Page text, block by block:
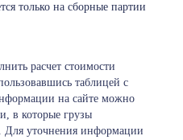
только на сборные партии
расчет стоимости
таблицей с
на сайте можно
в которые грузы
Для уточнения информации